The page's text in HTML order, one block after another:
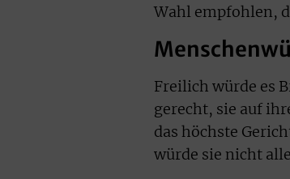
Wahl empfohlen,
Freilich würde es
gerecht, sie auf
das höchste
würde sie nicht